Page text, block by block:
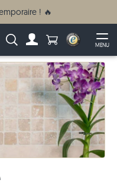
! 🔥
MENU
Recherche :Anzahl